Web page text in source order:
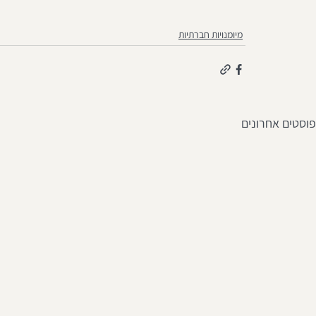
מיומנויות חברתיות
פוסטים אחרונים